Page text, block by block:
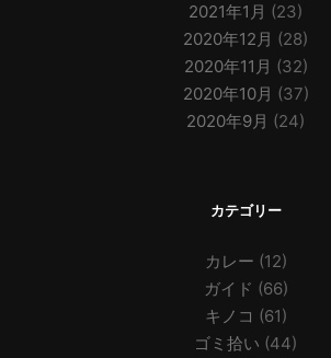
2021年1月 (23)
2020年12月 (28)
2020年11月 (32)
2020年10月 (37)
2020年9月 (24)
カテゴリー
カレー (12)
ガイド (66)
キノコ (61)
ゴミ拾い (44)